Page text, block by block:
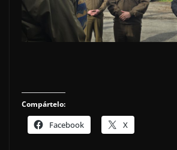
Compártelo:
Facebook X